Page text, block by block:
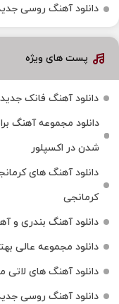
دانلود آهنگ روسی
پست های ویژه
دانلود آهنگ فانک
شدن در اکسپلور
دانلود آهنگ‌ های
کرمانجی
دانلود آهنگ بندری و
دانلود مجموعه عالی
دانلود آهنگ‌ های لاتی
دانلود آهنگ روسی